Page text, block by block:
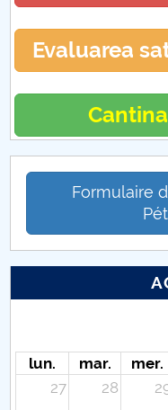
Evaluarea
Formulaire
lun. mar. mer.
27
28